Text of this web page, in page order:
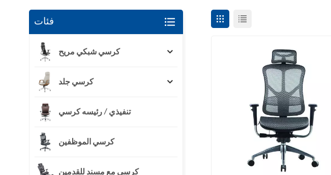
فئات
كرسي شبكي مريح
كرسي جلد
تنفيذي / رئيسه كرسي
كرسي الموظفين
كرسي مع مسند للقدمين